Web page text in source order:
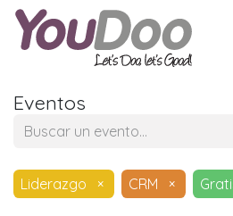
Eventos
Liderazgo × CRM ×